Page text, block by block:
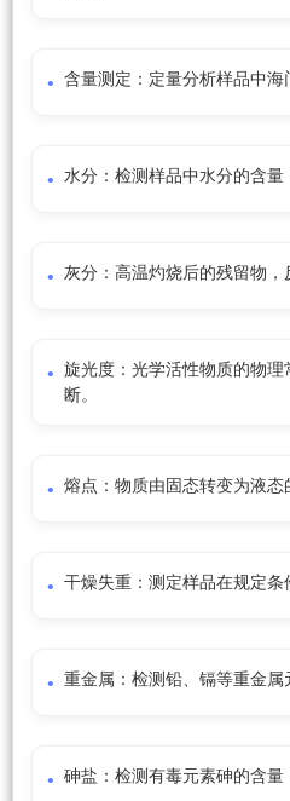
含量测定：定量分析样品中海
水分：检测样品中水分的含量
灰分：高温灼烧后的残留物，
旋光度：光学活性物质的物
断。
熔点：物质由固态转变为液态
干燥失重：测定样品在规定条
重金属：检测铅、镉等重金属
砷盐：检测有毒元素砷的含量